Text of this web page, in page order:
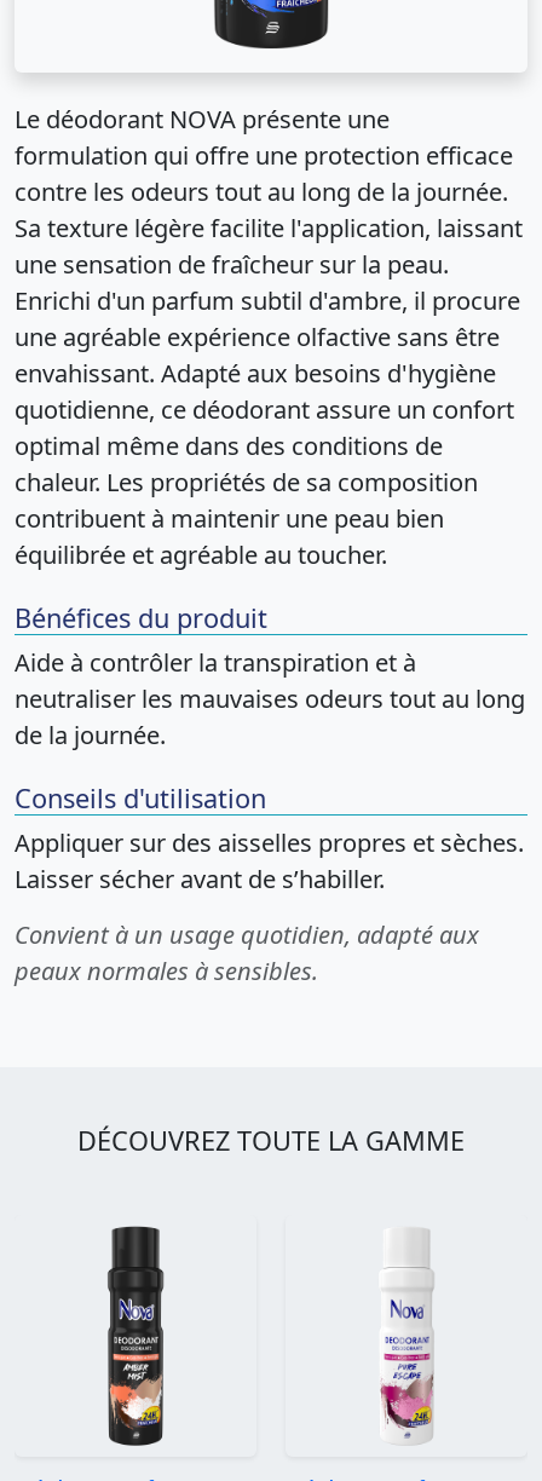
Le déodorant NOVA présente une
formulation qui offre une protection efficace
contre les odeurs tout au long de la journée.
Sa texture légère facilite l'application, laissant
une sensation de fraîcheur sur la peau.
Enrichi d'un parfum subtil d'ambre, il procure
une agréable expérience olfactive sans être
envahissant. Adapté aux besoins d'hygiène
quotidienne, ce déodorant assure un confort
optimal même dans des conditions de
chaleur. Les propriétés de sa composition
contribuent à maintenir une peau bien
équilibrée et agréable au toucher.
Bénéfices du produit
Aide à contrôler la transpiration et à
neutraliser les mauvaises odeurs tout au long
de la journée.
Conseils d'utilisation
Appliquer sur des aisselles propres et sèches.
Laisser sécher avant de s’habiller.
Convient à un usage quotidien, adapté aux
peaux normales à sensibles.
DÉCOUVREZ TOUTE LA GAMME